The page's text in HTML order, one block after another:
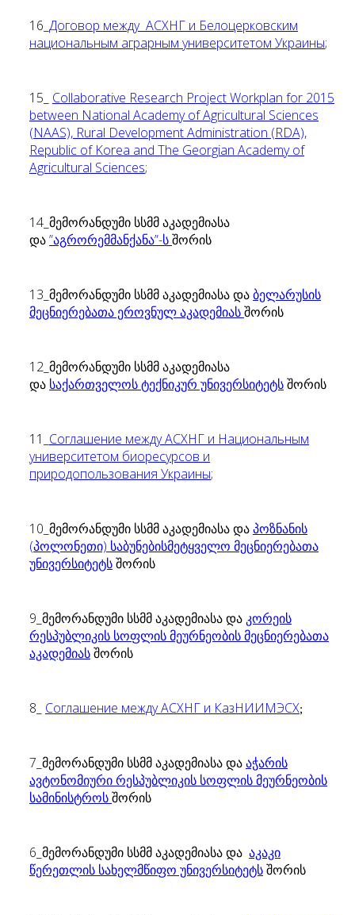
16_ Договор между АСХНГ и Белоцерковским
национальным аграрным университетом Украины;
15_ Collaborative Research Project Workplan for 2015
between National Academy of Agricultural Sciences
(NAAS), Rural Development Administration (RDA),
Republic of Korea and The Georgian Academy of
Agricultural Sciences;
14_მემორანდუმი სსმმ აკადემიასა
და”აგრორემმანქანა”-სშორის
13_მემორანდუმი სსმმ აკადემიასა დაბელარუსის
მეცნიერებათა ეროვნულ აკადემიასშორის
12_მემორანდუმი სსმმ აკადემიასა
და საქართველოს ტექნიკურ უნივერსიტეტსშორის
11_ Соглашение между АСХНГ и Национальным
университетом биоресурсов и
природопользования Украины;
10_მემორანდუმი სსმმ აკადემიასა დაპოზნანის
(პოლონეთი) საბუნებისმეტყველო მეცნიერებათა
უნივერსიტეტსშორის
9_მემორანდუმი სსმმ აკადემიასა და კორეის
რესპუბლიკის სოფლის მეურნეობის მეცნიერებათა
აკადემიასშორის
8_ Соглашение между АСХНГ и КазНИИМЭСХ;
7_მემორანდუმი სსმმ აკადემიასა დააჭარის
ავტონომიური რესპუბლიკის სოფლის მეურნეობის
სამინისტროსშორის
6_მემორანდუმი სსმმ აკადემიასა და აკაკი
წერეთლის სახელმწიფო უნივერსიტეტსშორის